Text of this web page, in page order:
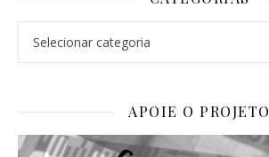
APOIE O PROJETO